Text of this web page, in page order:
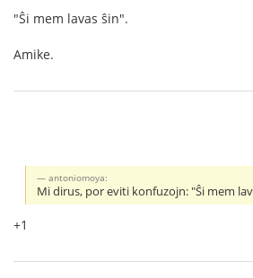
"Ŝi mem lavas ŝin".
Amike.
antoniomoya:
Mi dirus, por eviti konfuzojn: "Ŝi mem
+1